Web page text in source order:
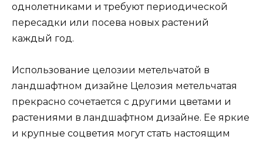
однолетниками и требуют периодической
пересадки или посева новых растений
каждый год.
Использование целозии метельчатой в
ландшафтном дизайне Целозия метельчатая
прекрасно сочетается с другими цветами и
растениями в ландшафтном дизайне. Ее яркие
и крупные соцветия могут стать настоящим